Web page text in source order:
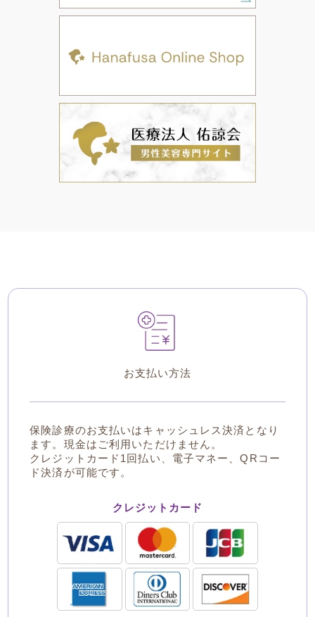
お支払い方法
保険診療のお支払いはキャッシュレス決済となり
ます。現金はご利用いただけません。
クレジットカード1回払い、電子マネー、QRコー
ド決済が可能です。
クレジットカード